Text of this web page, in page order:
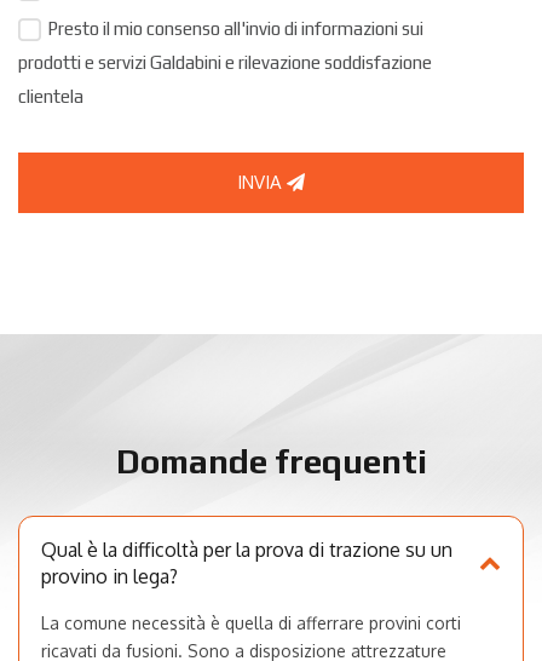
Presto il mio consenso all'invio di informazioni sui
prodotti e servizi Galdabini e rilevazione soddisfazione
clientela
INVIA
Domande frequenti
Qual è la difficoltà per la prova di trazione su un
provino in lega?
La comune necessità è quella di afferrare provini corti
ricavati da fusioni. Sono a disposizione attrezzature